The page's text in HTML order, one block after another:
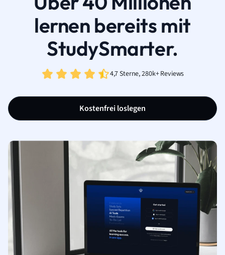
lernen bereits mit
StudySmarter.
4,7 Sterne, 280k+ Reviews
Kostenfrei loslegen